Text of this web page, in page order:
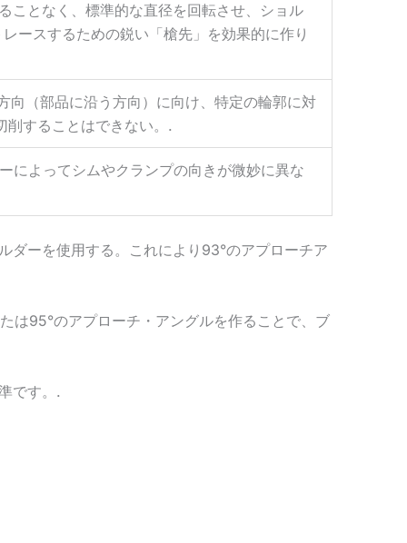
ことなく、標準的な直径を回転させ、ショル
ースするための鋭い「槍先」を効果的に作り
（部品に沿う方向）に向け、特定の輪郭に対
削することはできない。.
によってシムやクランプの向きが微妙に異な
ダーを使用する。これにより93°のアプローチア
は95°のアプローチ・アングルを作ることで、ブ
です。.